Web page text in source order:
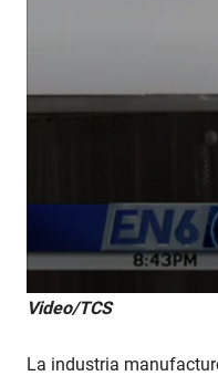
Video/TCS
La industria